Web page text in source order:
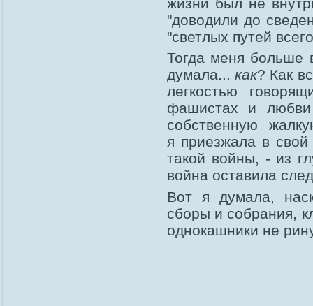
"доводили до
"светлых путей
Тогда меня больше
думала...как? Как
легкостью
фашистах и
собственную
я приезжала в свой
такой войны, - из
война оставила
Вот я думала,
сборы и собрания,
однокашники не